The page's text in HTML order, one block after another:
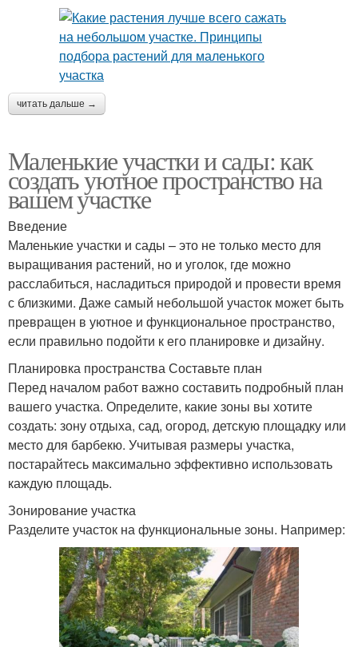
читать дальше →
Маленькие участки и сады: как
создать уютное пространство на
вашем участке
Введение
Маленькие участки и сады – это не только место для
выращивания растений, но и уголок, где можно
расслабиться, насладиться природой и провести время
с близкими. Даже самый небольшой участок может быть
превращен в уютное и функциональное пространство,
если правильно подойти к его планировке и дизайну.
Планировка пространства Составьте план
Перед началом работ важно составить подробный план
вашего участка. Определите, какие зоны вы хотите
создать: зону отдыха, сад, огород, детскую площадку или
место для барбекю. Учитывая размеры участка,
постарайтесь максимально эффективно использовать
каждую площадь.
Зонирование участка
Разделите участок на функциональные зоны. Например: